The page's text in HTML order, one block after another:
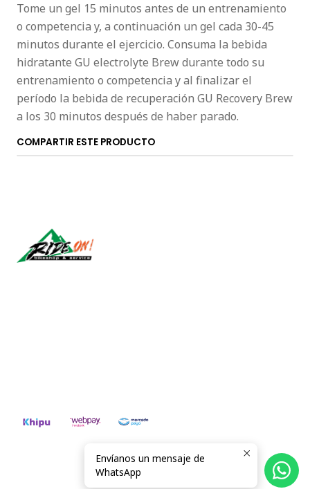
Tome un gel 15 minutos antes de un entrenamiento
o competencia y, a continuación un gel cada 30-45
minutos durante el ejercicio. Consuma la bebida
hidratante GU electrolyte Brew durante todo su
entrenamiento o competencia y al finalizar el
período la bebida de recuperación GU Recovery Brew
a los 30 minutos después de haber parado.
COMPARTIR ESTE PRODUCTO
Todos los derechos reservados.
Desarrollado por Jumpseller.
Envíanos un mensaje de
WhatsApp